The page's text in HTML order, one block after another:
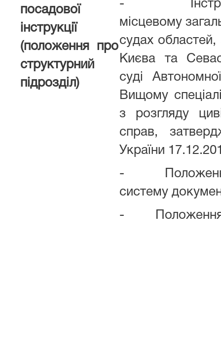
посадової
інструкції
(положення про
структурний
підрозділ)
-
місцевому
судах областей,
Києва та
суді
Вищому
з розгляду
справ,
України
- Положення
систему
- Положення